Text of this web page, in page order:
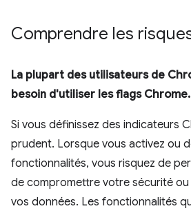
Comprendre les
La plupart des utilisateurs de
besoin d'utiliser les flags Chrome.
Si vous définissez des indicateurs
prudent. Lorsque vous activez ou
fonctionnalités, vous risquez de
de compromettre votre sécurité
vos données. Les fonctionnalités